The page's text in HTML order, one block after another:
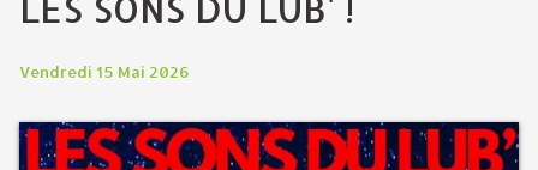
Vendredi 15 Mai 2026